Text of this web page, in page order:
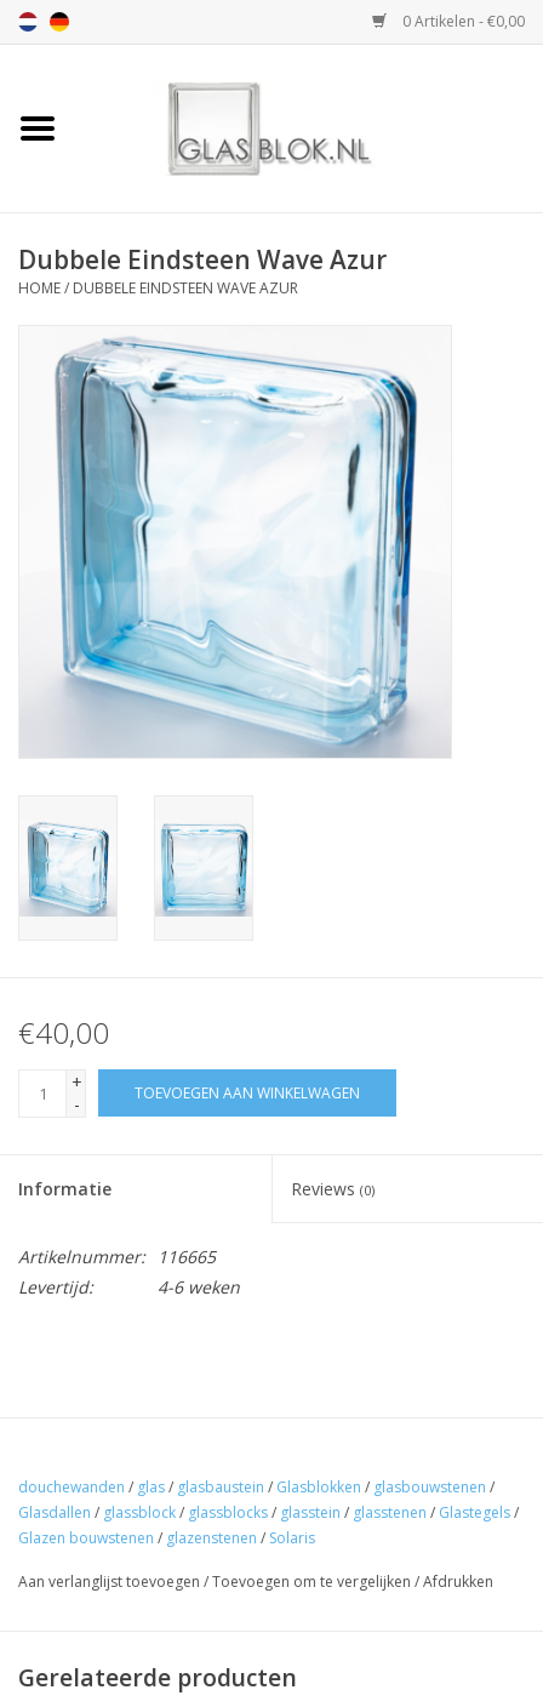
0 Artikelen - €0,00
Home
DESIGN COLLECTION
COLLECTION
VERWERKING
AFMETING
Breezeblock
Assortiment
Dubbele Eindsteen Wave Azur
HOME/ DUBBELE EINDSTEEN WAVE AZUR
€40,00
+
-
TOEVOEGEN AAN WINKELWAGEN
Informatie Reviews (0)
Artikelnummer:
116665
Levertijd:
4-6 weken
douchewanden / glas/ glasbaustein / Glasblokken / glasbouwstenen /
Glasdallen / glassblock/ glassblocks/ glasstein / glasstenen / Glastegels/
Glazen bouwstenen / glazenstenen / Solaris
Aan verlanglijst toevoegen /Toevoegen om te vergelijken /Afdrukken
Gerelateerde producten